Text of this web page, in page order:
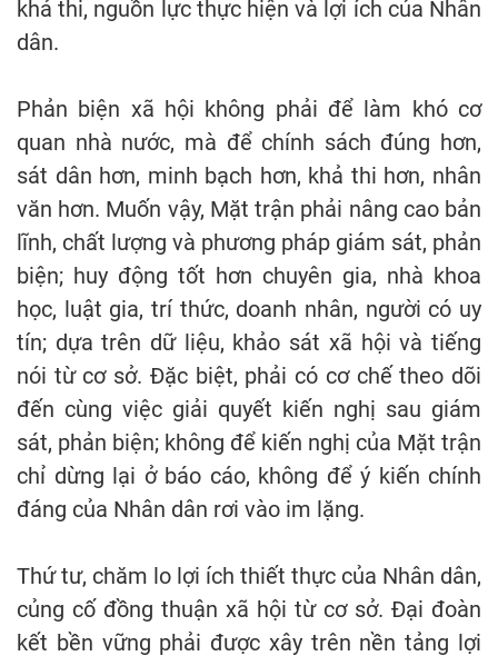
khả thi, nguồn lực thực hiện và lợi ích của Nhân
dân.
Phản biện xã hội không phải để làm khó cơ
quan nhà nước, mà để chính sách đúng hơn,
sát dân hơn, minh bạch hơn, khả thi hơn, nhân
văn hơn. Muốn vậy, Mặt trận phải nâng cao bản
lĩnh, chất lượng và phương pháp giám sát, phản
biện; huy động tốt hơn chuyên gia, nhà khoa
học, luật gia, trí thức, doanh nhân, người có uy
tín; dựa trên dữ liệu, khảo sát xã hội và tiếng
nói từ cơ sở. Đặc biệt, phải có cơ chế theo dõi
đến cùng việc giải quyết kiến nghị sau giám
sát, phản biện; không để kiến nghị của Mặt trận
chỉ dừng lại ở báo cáo, không để ý kiến chính
đáng của Nhân dân rơi vào im lặng.
Thứ tư, chăm lo lợi ích thiết thực của Nhân dân,
củng cố đồng thuận xã hội từ cơ sở. Đại đoàn
kết bền vững phải được xây trên nền tảng lợi